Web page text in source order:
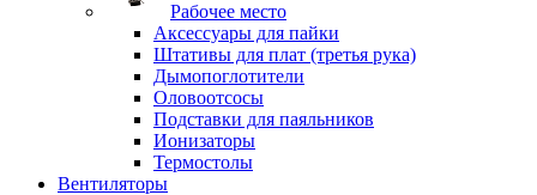
Рабочее место
Аксессуары для пайки
Штативы для плат (третья рука)
Дымопоглотители
Оловоотсосы
Подставки для паяльников
Ионизаторы
Термостолы
Вентиляторы